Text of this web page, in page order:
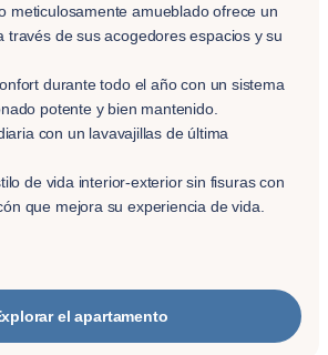
meticulosamente amueblado ofrece un
través de sus acogedores espacios y su
durante todo el año con un sistema
potente y bien mantenido.
con un lavavajillas de última
de vida interior-exterior sin fisuras con
que mejora su experiencia de vida.
el apartamento